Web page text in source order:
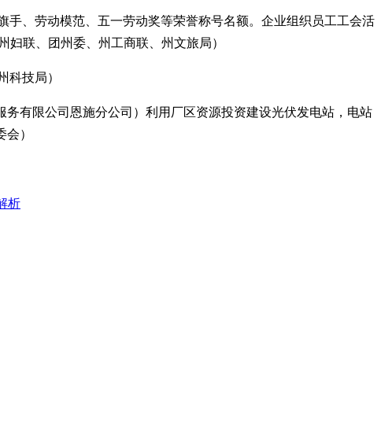
、劳动模范、五一劳动奖等荣誉称号名额。企业组织员工工会活
联、团州委、州工商联、州文旅局）
科技局）
有限公司恩施分公司）利用厂区资源投资建设光伏发电站，电站
）
析